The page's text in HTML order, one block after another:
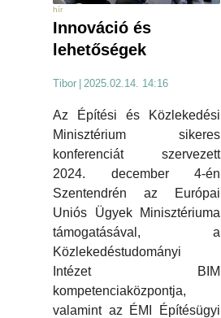
hír
Innováció és
lehetőségek
Tibor 2025.02.14. 14:16
Az Építési és Közlekedési
Minisztérium sikeres
konferenciát szervezett
2024. december 4-én
Szentendrén az Európai
Uniós Ügyek Minisztériuma
támogatásával, a
Közlekedéstudományi
Intézet BIM
kompetenciaközpontja,
valamint az ÉMI Építésügyi